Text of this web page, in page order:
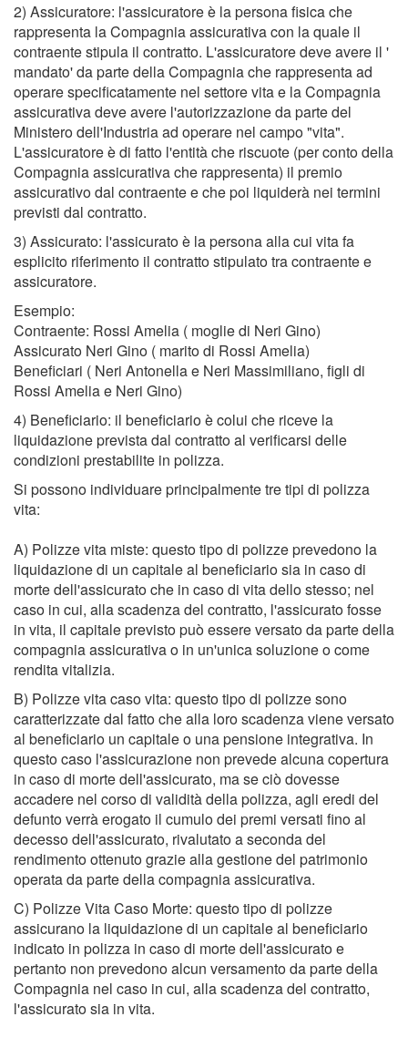
2) Assicuratore: l'assicuratore è la persona fisica che
rappresenta la Compagnia assicurativa con la quale il
contraente stipula il contratto. L'assicuratore deve avere il '
mandato' da parte della Compagnia che rappresenta ad
operare specificatamente nel settore vita e la Compagnia
assicurativa deve avere l'autorizzazione da parte del
Ministero dell'Industria ad operare nel campo "vita".
L'assicuratore è di fatto l'entità che riscuote (per conto della
Compagnia assicurativa che rappresenta) il premio
assicurativo dal contraente e che poi liquiderà nei termini
previsti dal contratto.
3) Assicurato: l'assicurato è la persona alla cui vita fa
esplicito riferimento il contratto stipulato tra contraente e
assicuratore.
Esempio:
Contraente: Rossi Amelia ( moglie di Neri Gino)
Assicurato Neri Gino ( marito di Rossi Amelia)
Beneficiari ( Neri Antonella e Neri Massimiliano, figli di
Rossi Amelia e Neri Gino)
4) Beneficiario: il beneficiario è colui che riceve la
liquidazione prevista dal contratto al verificarsi delle
condizioni prestabilite in polizza.
Si possono individuare principalmente tre tipi di polizza
vita:
A) Polizze vita miste: questo tipo di polizze prevedono la
liquidazione di un capitale al beneficiario sia in caso di
morte dell'assicurato che in caso di vita dello stesso; nel
caso in cui, alla scadenza del contratto, l'assicurato fosse
in vita, il capitale previsto può essere versato da parte della
compagnia assicurativa o in un'unica soluzione o come
rendita vitalizia.
B) Polizze vita caso vita: questo tipo di polizze sono
caratterizzate dal fatto che alla loro scadenza viene versato
al beneficiario un capitale o una pensione integrativa. In
questo caso l'assicurazione non prevede alcuna copertura
in caso di morte dell'assicurato, ma se ciò dovesse
accadere nel corso di validità della polizza, agli eredi del
defunto verrà erogato il cumulo dei premi versati fino al
decesso dell'assicurato, rivalutato a seconda del
rendimento ottenuto grazie alla gestione del patrimonio
operata da parte della compagnia assicurativa.
C) Polizze Vita Caso Morte: questo tipo di polizze
assicurano la liquidazione di un capitale al beneficiario
indicato in polizza in caso di morte dell'assicurato e
pertanto non prevedono alcun versamento da parte della
Compagnia nel caso in cui, alla scadenza del contratto,
l'assicurato sia in vita.